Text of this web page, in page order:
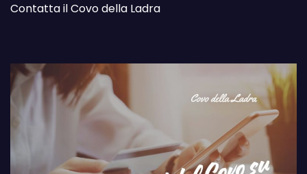
Contatta il Covo della Ladra